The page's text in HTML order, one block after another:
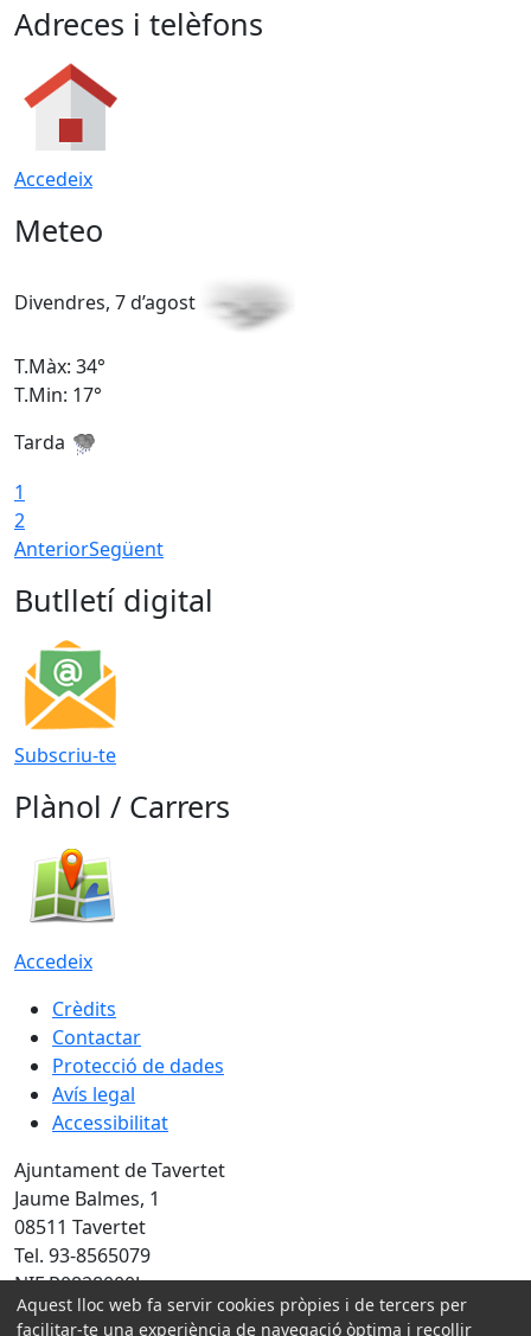
Adreces i telèfons
Accedeix
Meteo
Divendres, 7 d’agost
T.Màx: 34°
T.Min: 17°
Tarda
1
2
AnteriorSegüent
Butlletí digital
Subscriu-te
Plànol / Carrers
Accedeix
Crèdits
Contactar
Protecció de dades
Avís legal
Accessibilitat
Ajuntament de Tavertet
Jaume Balmes, 1
08511 Tavertet
Tel. 93-8565079
NIF P0828000J
Aquest lloc web fa servir cookies pròpies i de tercers per
facilitar-te una experiència de navegació òptima i recollir